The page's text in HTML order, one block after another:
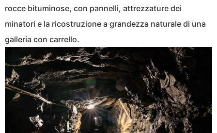
rocce bituminose, con pannelli, attrezzature dei
minatori e la ricostruzione a grandezza naturale di una
galleria con carrello.